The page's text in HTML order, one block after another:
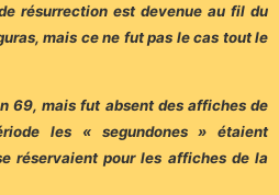
résurrection est devenue au fil du
mais ce ne fut pas le cas tout le
69, mais fut absent des affiches de
les « segundones » étaient
réservaient pour les affiches de la